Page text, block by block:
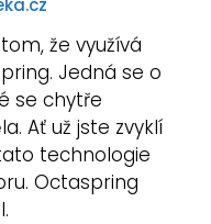
že využívá
Jedná se o
se chytře
Ať už jste zvyklí
technologie
Octaspring